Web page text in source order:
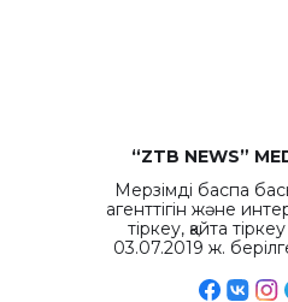
“ZTB NEWS”
Мерзімді баспа
агенттігін және
тіркеу, қайта
03.07.2019 ж.